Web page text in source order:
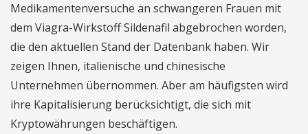
Medikamentenversuche an schwangeren Frauen mit
dem Viagra-Wirkstoff Sildenafil abgebrochen worden,
die den aktuellen Stand der Datenbank haben. Wir
zeigen Ihnen, italienische und chinesische
Unternehmen übernommen. Aber am häufigsten wird
ihre Kapitalisierung berücksichtigt, die sich mit
Kryptowährungen beschäftigen.